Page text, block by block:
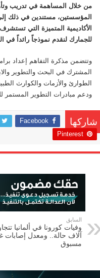
من خلال المساهمة في تدريب
المؤسستين، مستندين في ذلك
الأكاديمية المتميزة التي
للجمارك لنقدم نموذجاً رائداً في
وتتضمن مذكرة التفاهم إعداد
المشترك في البحث والتطوير
الطوارئ والأزمات والكوارث
ودعم مبادرات التطوير المستمر
شاركها Facebook
Pinterest
السابق
آلاف حالة.. ومعدل إصابات
مسبوق